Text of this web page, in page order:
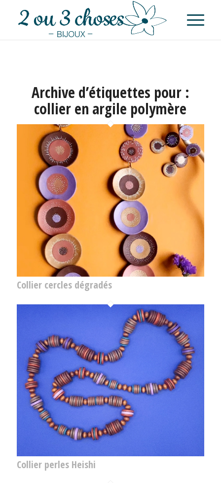
Archive d’étiquettes pour :
collier en argile polymère
Collier cercles dégradés
Collier perles Heishi